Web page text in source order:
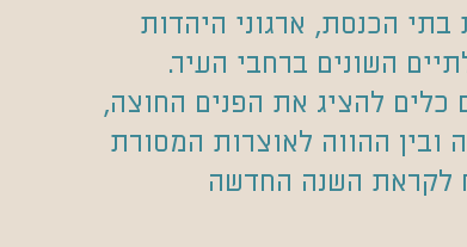
הכנסת, ארגוני היהדות
השונים ברחבי העיר.
כלים להציג את הפנים החוצה,
ובין ההווה לאוצרות המסורת
לקראת השנה החדשה